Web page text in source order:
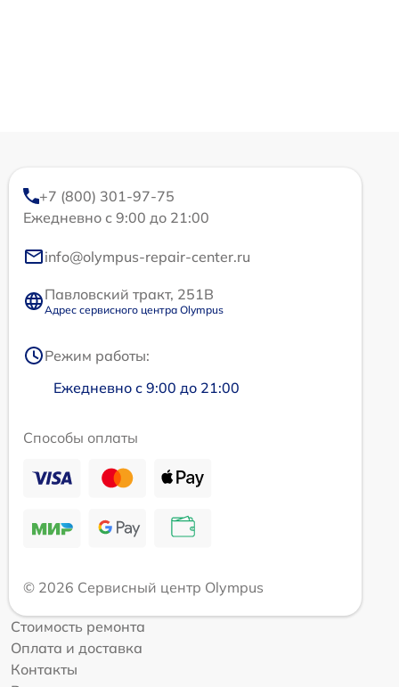
+7 (800) 301-97-75
Ежедневно с 9:00 до 21:00
info@olympus-repair-center.ru
Павловский тракт, 251В
Адрес сервисного центра Olympus
Режим работы:
Ежедневно с 9:00 до 21:00
Способы оплаты
© 2026 Сервисный центр Olympus
Стоимость ремонта
Оплата и доставка
Контакты